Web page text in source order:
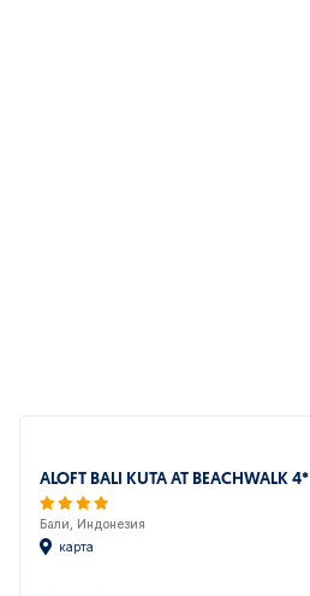
ALOFT BALI KUTA AT BEACHWALK 4*
Бали, Индонезия
карта